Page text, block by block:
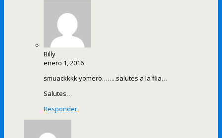
Billy
enero 1, 2016
smuackkkk yomero……..salutes a la flia…
Salutes…
Responder